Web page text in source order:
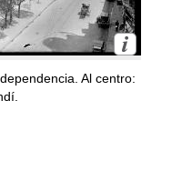
Al centro: